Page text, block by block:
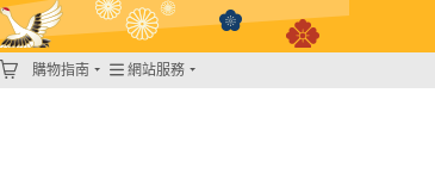
購物指南 網站服務